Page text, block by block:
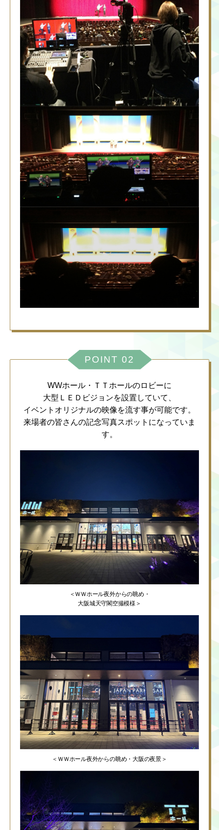
POINT 02
WWホール・ＴＴホールのロビーに
大型ＬＥＤビジョンを設置していて、
イベントオリジナルの映像を流す事が可能です。
来場者の皆さんの記念写真スポットになっていま
す。
＜ＷＷホール夜外からの眺め・
大阪城天守閣空撮模様＞
＜ＷＷホール夜外からの眺め・大阪の夜景＞